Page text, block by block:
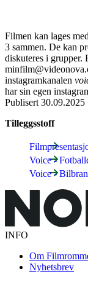
Filmen kan lages
3 sammen. De kan
diskuteres i grupper.
instagramkanalen
har sin egen
Publisert 30.09.2025
Tilleggsstoff
Voice -
Voice -
INFO
Om
Nyhetsbrev